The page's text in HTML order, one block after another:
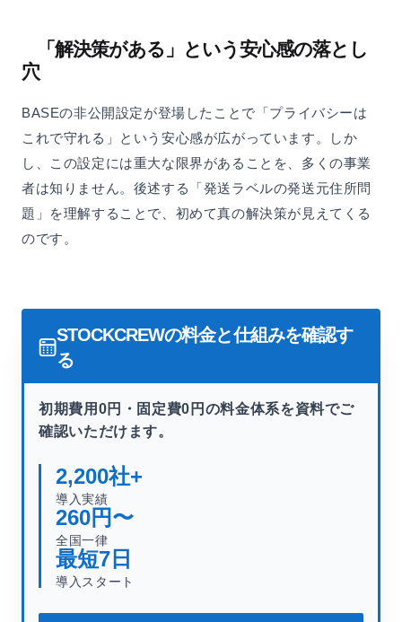
「解決策がある」という安心感の落とし
穴
BASEの非公開設定が登場したことで「プライバシーは
これで守れる」という安心感が広がっています。しか
し、この設定には重大な限界があることを、多くの事業
者は知りません。後述する「発送ラベルの発送元住所問
題」を理解することで、初めて真の解決策が見えてくる
のです。
STOCKCREWの料金と仕組みを確認す
る
初期費用0円・固定費0円の料金体系を資料でご
確認いただけます。
2,200社+
導入実績
260円〜
全国一律
最短7 日
導入スタート